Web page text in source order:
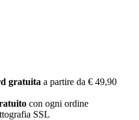
gratuita a partire da € 49,90
con ogni ordine
SSL